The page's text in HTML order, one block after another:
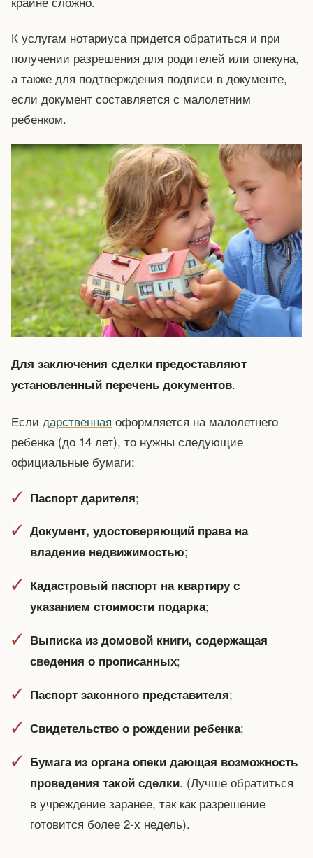
К услугам нотариуса придется обратиться и при
получении разрешения для родителей или опекуна,
а также для подтверждения подписи в документе,
если документ составляется с малолетним
ребенком.
Для заключения сделки предоставляют
установленный перечень документов.
Если дарственная оформляется на малолетнего
ребенка (до 14 лет), то нужны следующие
официальные бумаги:
Паспорт дарителя;
Документ, удостоверяющий права на
владение недвижимостью;
Кадастровый паспорт на квартиру с
указанием стоимости подарка;
Выписка из домовой книги, содержащая
сведения о прописанных;
Паспорт законного представителя;
Свидетельство о рождении ребенка;
Бумага из органа опеки дающая возможность
проведения такой сделки. (Лучше обратиться
в учреждение заранее, так как разрешение
готовится более 2-х недель).